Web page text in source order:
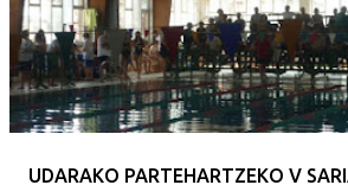
UDARAKO PARTEHARTZEKO V